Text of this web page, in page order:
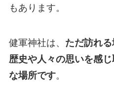
もあります。
健軍神社は、 ただ訪れ
歴史や人々の思いを感
な場所です。